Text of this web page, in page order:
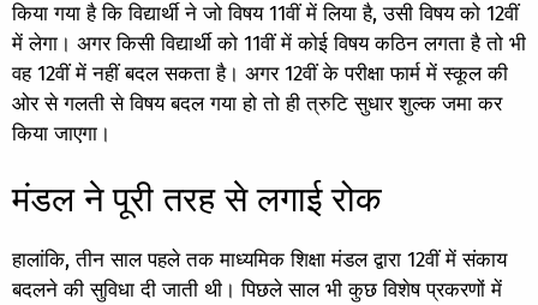
किया गया है कि विद्यार्थी ने जो विषय 11वीं में लिया है, उसी विषय को 12वीं
में लेगा। अगर किसी विद्यार्थी को 11वीं में कोई विषय कठिन लगता है तो भी
वह 12वीं में नहीं बदल सकता है। अगर 12वीं के परीक्षा फार्म में स्कूल की
ओर से गलती से विषय बदल गया हो तो ही त्रुटि सुधार शुल्क जमा कर
किया जाएगा।
मंडल ने पूरी तरह से लगाई रोक
हालांकि, तीन साल पहले तक माध्यमिक शिक्षा मंडल द्वारा 12वीं में संकाय
बदलने की सुविधा दी जाती थी। पिछले साल भी कुछ विशेष प्रकरणों में